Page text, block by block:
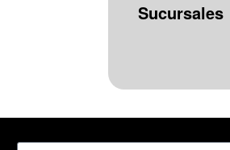
Sucursales